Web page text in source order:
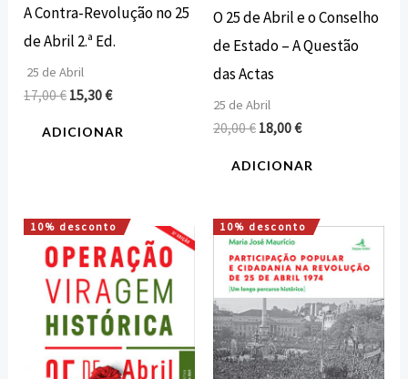
A Contra-Revolução no 25
de Abril 2.ª Ed.
25 de Abril
17,00€ 15,30€
ADICIONAR
O 25 de Abril e o Conselho
de Estado – A Questão
das Actas
25 de Abril
20,00€ 18,00€
ADICIONAR
10% desconto
O
preço
original
era:
25,00 €.
O
preço
atual
é:
22,50 €.
10% desconto
O
preço
original
era:
18,00 €.
O
preço
atual
é:
16,20 €.